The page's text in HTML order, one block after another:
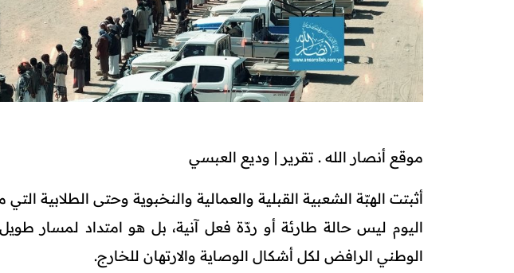
موقع أنصار الله . تقرير | وديع العبسي
أثبتت الهبّة الشعبية القبلية والعمالية والنخبوية وحتى الطلابية
اليوم ليس حالة طارئة أو ردّة فعل آنية، بل هو امتداد لمسار
الوطني الرافض لكل أشكال الوصاية والارتهان للخارج.